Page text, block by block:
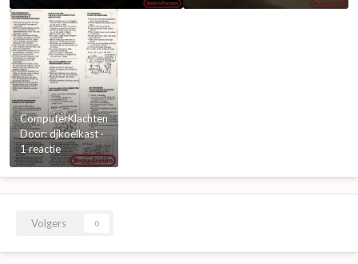
ComputerKlachten
Door:djkoelkast·
1 reactie
Volgers 0